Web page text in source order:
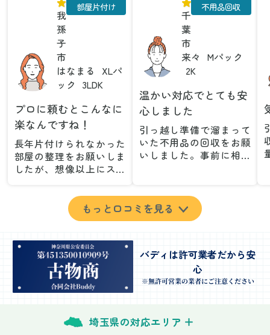
我
孫
子
市
はなまる
XLパ
ック
3LDK
部屋片付け
プロに頼むとこんなに
楽なんですね！
長年片付けられなかった
部屋の整理をお願いしま
したが、想像以上にスム
が集めた物や古い家具が
多く、自分たちだけでは
どうにもならない状態で
んが手際よく片付けてく
れたので、部屋が驚くほ
どスッキリしました。自
分では手が回らなかった
場所も含め、プロの力を
特に、物が散乱していた
千
葉
市
来々
Mパック
2K
不用品回収
温かい対応でとても安
心しました
引っ越し準備で溜まって
いた不用品の回収をお願
いしました。事前に相談
とができました。特に、
古い家具や壊れた家電な
ど、処分が難しいものが
きました。
当日は2名のスタッフが来
てくださり、作業の流れ
ちらも安心感を持って作
もっと口コミを見る
バディは許可業者だから安
心
※無許可営業の業者にご注意ください
埼玉県の対応エリア